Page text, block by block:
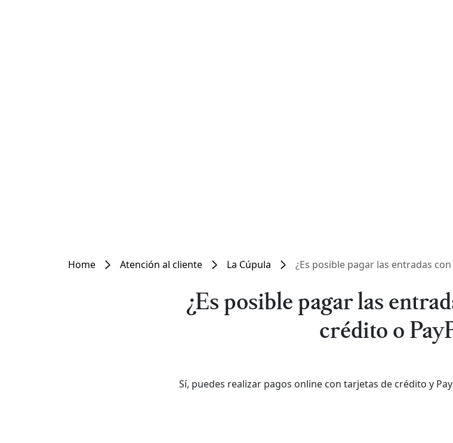
Home Atención al cliente La Cúpula ¿Es posible pagar las entradas
¿Es posible pagar las
crédito o
Sí, puedes realizar pagos online con tarjetas de crédito y